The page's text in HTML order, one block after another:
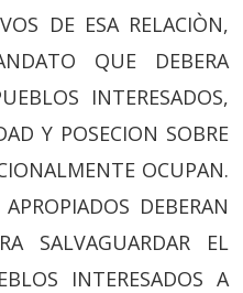
DE ESA RELACIÒN,
QUE DEBERA
INTERESADOS,
Y POSECION SOBRE
OCUPAN.
DEBERAN
SALVAGUARDAR EL
INTERESADOS A